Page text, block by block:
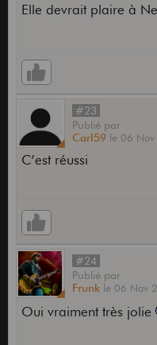
Elle devrait plaire à
#23
Publié par
Carl59 le 06
C’est réussi
#24
Publié par
Frunk le 06 Nov
Oui vraiment très jolie